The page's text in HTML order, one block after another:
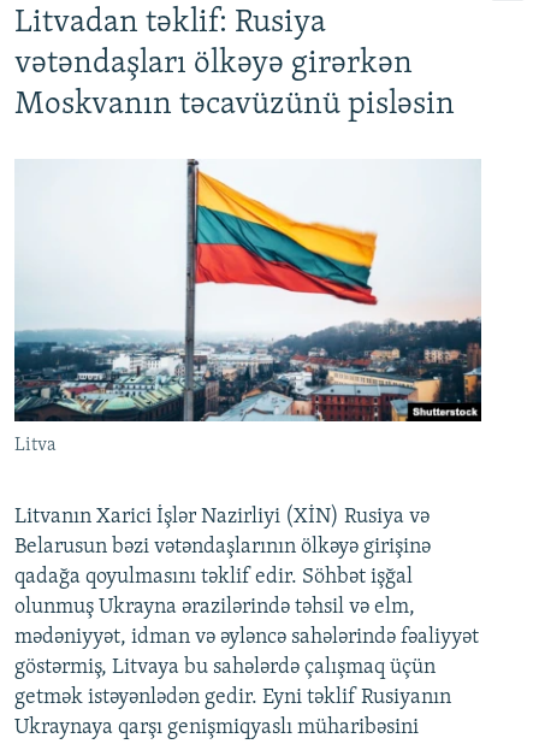
Litvadan təklif: Rusiya
vətəndaşları ölkəyə girərkən
Moskvanın təcavüzünü pisləsin
Litva
Litvanın Xarici İşlər Nazirliyi (XİN) Rusiya və
Belarusun bəzi vətəndaşlarının ölkəyə girişinə
qadağa qoyulmasını təklif edir. Söhbət işğal
olunmuş Ukrayna ərazilərində təhsil və elm,
mədəniyyət, idman və əyləncə sahələrində fəaliyyət
göstərmiş, Litvaya bu sahələrdə çalışmaq üçün
getmək istəyənlədən gedir. Eyni təklif Rusiyanın
Ukraynaya qarşı genişmiqyaslı müharibəsini